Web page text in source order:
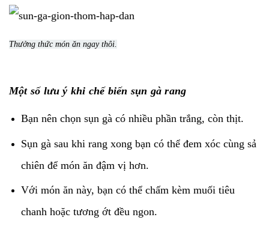
Thưởng thức món ăn ngay thôi.
Một số lưu ý khi chế biến sụn gà rang
Bạn nên chọn sụn gà có nhiều phần trắng, còn thịt.
Sụn gà sau khi rang xong bạn có thể đem xóc cùng sả
chiên để món ăn đậm vị hơn.
Với món ăn này, bạn có thể chấm kèm muối tiêu
chanh hoặc tương ớt đều ngon.